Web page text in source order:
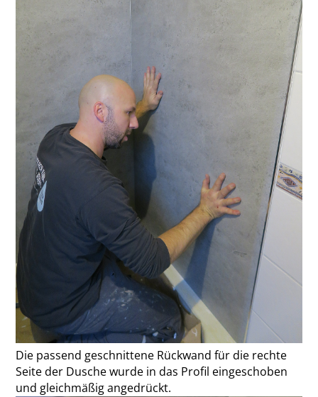
Die passend geschnittene Rückwand für die rechte
Seite der Dusche wurde in das Profil eingeschoben
und gleichmäßig angedrückt.